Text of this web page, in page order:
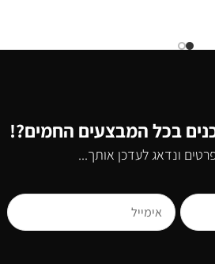
בכל המבצעים החמים?!
ונדאג לעדכן אותך...